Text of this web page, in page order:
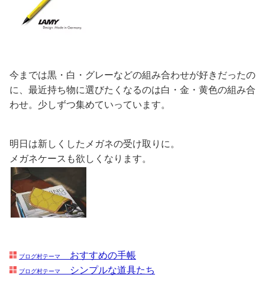
今までは黒・白・グレーなどの組み合わせが好きだったの
に、最近持ち物に選びたくなるのは白・金・黄色の組み合
わせ。少しずつ集めていっています。
明日は新しくしたメガネの受け取りに。
メガネケースも欲しくなります。
ブログ村テーマ おすすめの手帳
ブログ村テーマ シンプルな道具たち